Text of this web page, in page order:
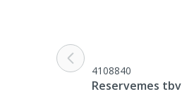
4108840
Reservemes